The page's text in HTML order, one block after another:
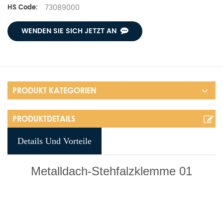
HS Code: 73089000
WENDEN SIE SICH JETZT AN
PRODUKT KATEGORIEN
PRODUKTDETAILS
Details Und Vorteile
Metalldach-Stehfalzklemme 01